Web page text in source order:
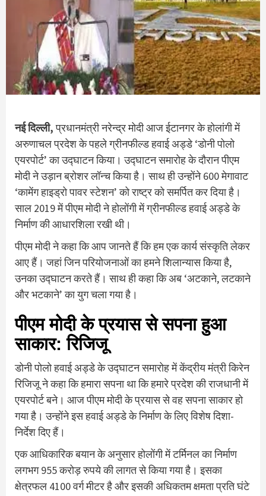
नई दिल्ली,प्रधानमंत्री नरेन्द्र मोदी आज ईटानगर के होलांगी में
अरुणाचल प्रदेश के पहले ग्रीनफील्ड हवाई अड्डे ‘डोनी पोलो
एयरपोर्ट’ का उद्घाटन किया। उद्घाटन समारोह के दौरान पीएम
मोदी ने उड़ान ब्रोशर लॉन्च किया है। साथ ही उन्होंने 600 मेगावाट
‘कामेंग हाइड्रो पावर स्टेशन’ को राष्ट्र को समर्पित कर दिया है।
साल 2019 में पीएम मोदी ने होलोंगी में ग्रीनफील्ड हवाई अड्डे के
निर्माण की आधारशिला रखी थी।
पीएम मोदी ने कहा कि आप जानते हैं कि हम एक कार्य संस्कृति लेकर
आए हैं। जहां जिन परियोजनाओं का हमने शिलान्यास किया है,
उनका उद्घाटन करते हैं। साथ ही कहा कि अब ‘अटकाने, लटकाने
और भटकाने’ का युग चला गया है।
पीएम मोदी के प्रयास से सपना हुआ
साकार: रिजिजू
डोनी पोलो हवाई अड्डे के उद्घाटन समारोह में केंद्रीय मंत्री किरेन
रिजिजू ने कहा कि हमारा सपना था कि हमारे प्रदेश की राजधानी में
एयरपोर्ट बने। आज पीएम मोदी के प्रयास से वह सपना साकार हो
गया है। उन्होंने इस हवाई अड्डे के निर्माण के लिए विशेष दिशा-
निर्देश दिए हैं।
एक आधिकारिक बयान के अनुसार होलोंगी में टर्मिनल का निर्माण
लगभग 955 करोड़ रुपये की लागत से किया गया है। इसका
क्षेत्रफल 4100 वर्ग मीटर है और इसकी अधिकतम क्षमता प्रति घंटे